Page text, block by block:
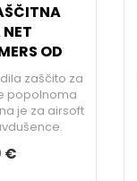
OD
zaščito za
popolnoma
je za airsoft
€